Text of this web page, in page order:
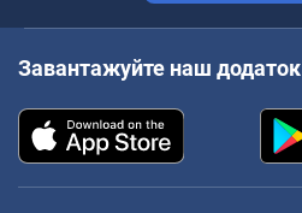
Завантажуйте наш додаток